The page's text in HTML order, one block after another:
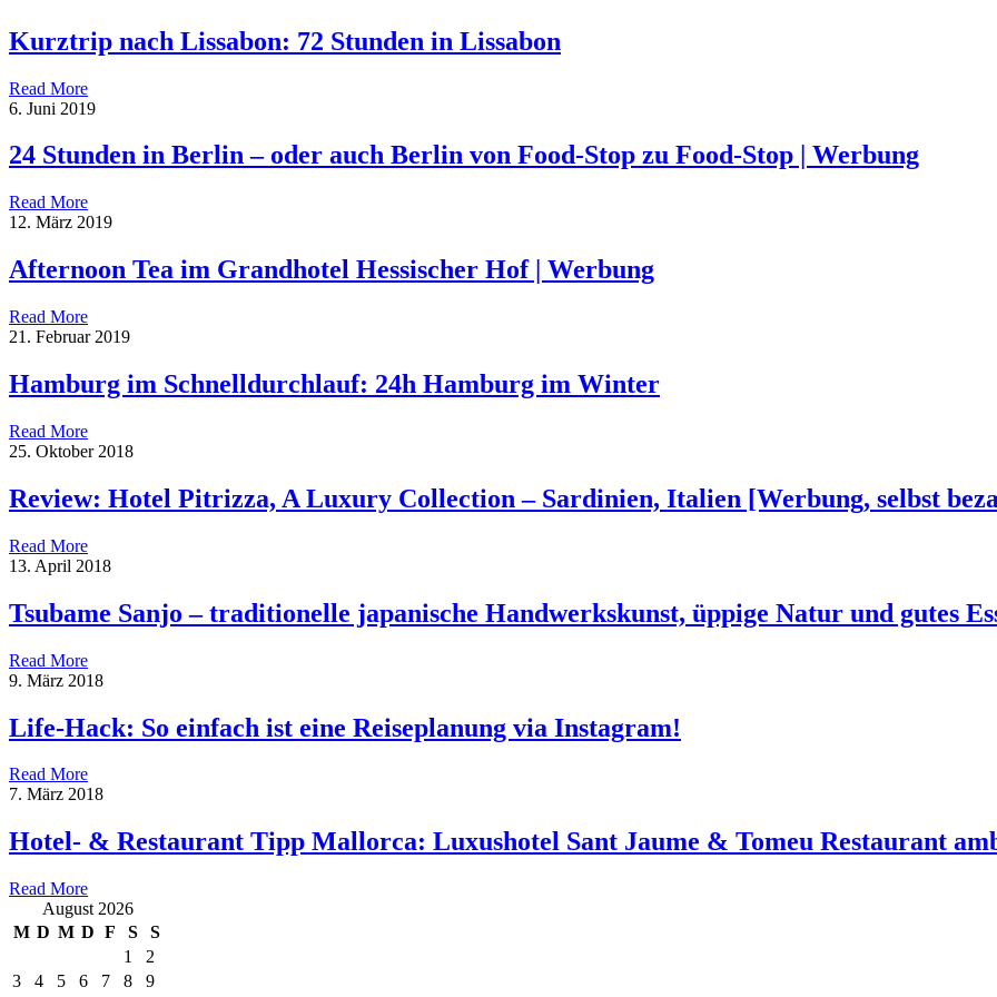
Kurztrip nach Lissabon: 72 Stunden in Lissabon
Read More
6. Juni 2019
24 Stunden in Berlin – oder auch Berlin von Food-Stop zu Food-Stop | Werbung
Read More
12. März 2019
Afternoon Tea im Grandhotel Hessischer Hof | Werbung
Read More
21. Februar 2019
Hamburg im Schnelldurchlauf: 24h Hamburg im Winter
Read More
25. Oktober 2018
Review: Hotel Pitrizza, A Luxury Collection – Sardinien, Italien [Werbung, selbst
Read More
13. April 2018
Tsubame Sanjo – traditionelle japanische Handwerkskunst, üppige Natur und gutes
Read More
9. März 2018
Life-Hack: So einfach ist eine Reiseplanung via Instagram!
Read More
7. März 2018
Hotel- & Restaurant Tipp Mallorca: Luxushotel Sant Jaume & Tomeu Restaurant
Read More
August 2026
M D M D F S
S
1
2
3
4 5 6 7 8
9